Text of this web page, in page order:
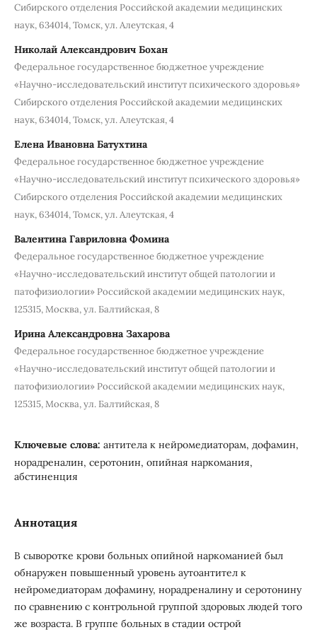
Сибирского отделения Российской академии медицинских
наук, 634014, Томск, ул. Алеутская, 4
Николай Александрович Бохан
Федеральное государственное бюджетное учреждение
«Научно-исследовательский институт психического здоровья»
Сибирского отделения Российской академии медицинских
наук, 634014, Томск, ул. Алеутская, 4
Елена Ивановна Батухтина
Федеральное государственное бюджетное учреждение
«Научно-исследовательский институт психического здоровья»
Сибирского отделения Российской академии медицинских
наук, 634014, Томск, ул. Алеутская, 4
Валентина Гавриловна Фомина
Федеральное государственное бюджетное учреждение
«Научно-исследовательский институт общей патологии и
патофизиологии» Российcкой академии медицинских наук,
125315, Москва, ул. Балтийская, 8
Ирина Александровна Захарова
Федеральное государственное бюджетное учреждение
«Научно-исследовательский институт общей патологии и
патофизиологии» Российcкой академии медицинских наук,
125315, Москва, ул. Балтийская, 8
Ключевые слова: антитела к нейромедиаторам, дофамин,
норадреналин, серотонин, опийная наркомания,
абстиненция
Аннотация
В сыворотке крови больных опийной наркоманией был
обнаружен повышенный уровень аутоантител к
нейромедиаторам дофамину, норадреналину и серотонину
по сравнению с контрольной группой здоровых людей того
же возраста. В группе больных в стадии острой